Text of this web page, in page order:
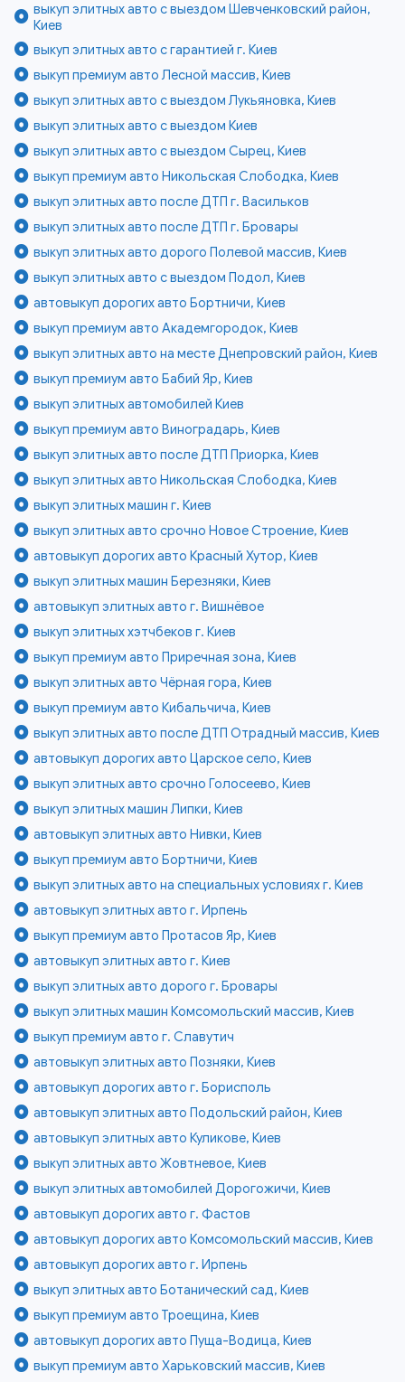
выкуп элитных авто с выездом Шевченковский район,
Киев
выкуп элитных авто с гарантией г. Киев
выкуп премиум авто Лесной массив, Киев
выкуп элитных авто с выездом Лукьяновка, Киев
выкуп элитных авто с выездом Киев
выкуп элитных авто с выездом Сырец, Киев
выкуп премиум авто Никольская Слободка, Киев
выкуп элитных авто после ДТП г. Васильков
выкуп элитных авто после ДТП г. Бровары
выкуп элитных авто дорого Полевой массив, Киев
выкуп элитных авто с выездом Подол, Киев
автовыкуп дорогих авто Бортничи, Киев
выкуп премиум авто Академгородок, Киев
выкуп элитных авто на месте Днепровский район, Киев
выкуп премиум авто Бабий Яр, Киев
выкуп элитных автомобилей Киев
выкуп премиум авто Виноградарь, Киев
выкуп элитных авто после ДТП Приорка, Киев
выкуп элитных авто Никольская Слободка, Киев
выкуп элитных машин г. Киев
выкуп элитных авто срочно Новое Строение, Киев
автовыкуп дорогих авто Красный Хутор, Киев
выкуп элитных машин Березняки, Киев
автовыкуп элитных авто г. Вишнёвое
выкуп элитных хэтчбеков г. Киев
выкуп премиум авто Приречная зона, Киев
выкуп элитных авто Чёрная гора, Киев
выкуп премиум авто Кибальчича, Киев
выкуп элитных авто после ДТП Отрадный массив, Киев
автовыкуп дорогих авто Царское село, Киев
выкуп элитных авто срочно Голосеево, Киев
выкуп элитных машин Липки, Киев
автовыкуп элитных авто Нивки, Киев
выкуп премиум авто Бортничи, Киев
выкуп элитных авто на специальных условиях г. Киев
автовыкуп элитных авто г. Ирпень
выкуп премиум авто Протасов Яр, Киев
автовыкуп элитных авто г. Киев
выкуп элитных авто дорого г. Бровары
выкуп элитных машин Комсомольский массив, Киев
выкуп премиум авто г. Славутич
автовыкуп элитных авто Позняки, Киев
автовыкуп дорогих авто г. Борисполь
автовыкуп элитных авто Подольский район, Киев
автовыкуп элитных авто Куликове, Киев
выкуп элитных авто Жовтневое, Киев
выкуп элитных автомобилей Дорогожичи, Киев
автовыкуп дорогих авто г. Фастов
автовыкуп дорогих авто Комсомольский массив, Киев
автовыкуп дорогих авто г. Ирпень
выкуп элитных авто Ботанический сад, Киев
выкуп премиум авто Троещина, Киев
автовыкуп дорогих авто Пуща-Водица, Киев
выкуп премиум авто Харьковский массив, Киев